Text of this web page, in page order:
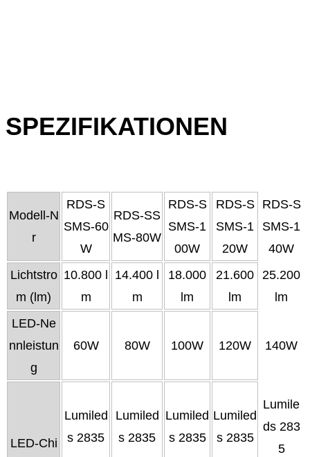
SPEZIFIKATIONEN
Modell-N
r
RDS-S
SMS-60
W
RDS-SS
MS-80W
RDS-S
SMS-1
00W
RDS-S
SMS-1
20W
RDS-S
SMS-1
40W
Lichtstro
m (lm)
10.800 l
m
14.400 l
m
18.000
lm
21.600
lm
25.200
lm
LED-Ne
nnleistun
g
60W 80W 100W 120W 140W
LED-Chi
Lumiled
s 2835
Lumiled
s 2835
Lumiled
s 2835
Lumiled
s 2835
Lumile
ds 283
5